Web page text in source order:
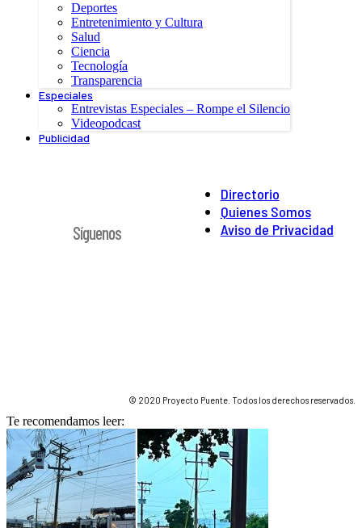
Deportes
Entretenimiento y Cultura
Salud
Ciencia
Tecnología
Transparencia
Especiales
Entrevistas Especiales – Rompe el Silencio
Videopodcast
Publicidad
Directorio
Quienes Somos
Aviso de Privacidad
Síguenos
© 2020 Proyecto Puente. Todos los derechos reservados.
Te recomendamos leer: